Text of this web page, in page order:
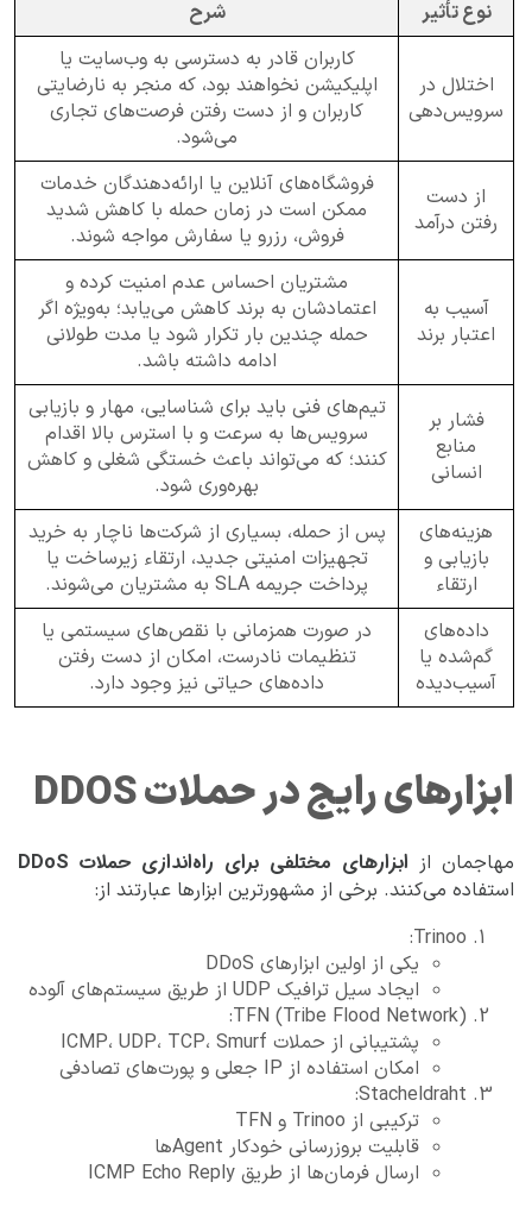
نوع تأثیر شرح
اختلال در
سرویس‌دهی
کاربران قادر به دسترسی به وب‌سایت یا
اپلیکیشن نخواهند بود، که منجر به نارضایتی
کاربران و از دست رفتن فرصت‌های تجاری
می‌شود.
از دست
رفتن درآمد
فروشگاه‌های آنلاین یا ارائه‌دهندگان خدمات
ممکن است در زمان حمله با کاهش شدید
فروش، رزرو یا سفارش مواجه شوند.
آسیب به
اعتبار برند
مشتریان احساس عدم امنیت کرده و
اعتمادشان به برند کاهش می‌یابد؛ به‌ویژه اگر
حمله چندین بار تکرار شود یا مدت طولانی
ادامه داشته باشد.
فشار بر
منابع
انسانی
تیم‌های فنی باید برای شناسایی، مهار و بازیابی
سرویس‌ها به سرعت و با استرس بالا اقدام
کنند؛ که می‌تواند باعث خستگی شغلی و کاهش
بهره‌وری شود.
هزینه‌های
بازیابی و
ارتقاء
پس از حمله، بسیاری از شرکت‌ها ناچار به خرید
تجهیزات امنیتی جدید، ارتقاء زیرساخت یا
پرداخت جریمه SLA به مشتریان می‌شوند.
داده‌های
گم‌شده یا
آسیب‌دیده
در صورت همزمانی با نقص‌های سیستمی یا
تنظیمات نادرست، امکان از دست رفتن
داده‌های حیاتی نیز وجود دارد.
ابزارهای رایج در حملات DDOS
مهاجمان از ابزارهای مختلفی برای راه‌اندازی حملات DDoS
استفاده می‌کنند. برخی از مشهورترین ابزارها عبارتند از:
Trinoo:
یکی از اولین ابزارهای DDoS
ایجاد سیل ترافیک UDP از طریق سیستم‌های آلوده
TFN (Tribe Flood Network):
پشتیبانی از حملات ICMP، UDP، TCP، Smurf
امکان استفاده از IP جعلی و پورت‌های تصادفی
Stacheldraht:
ترکیبی از Trinoo و TFN
قابلیت بروزرسانی خودکار Agentها
ارسال فرمان‌ها از طریق ICMP Echo Reply